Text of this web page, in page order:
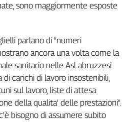
sono maggiormente esposte
parlano di "numeri
ancora una volta come la
sanitario nelle Asl abruzzesi
carichi di lavoro insostenibili,
sul lavoro, liste di attesa
della qualita' delle prestazioni".
bisogno di assumere subito